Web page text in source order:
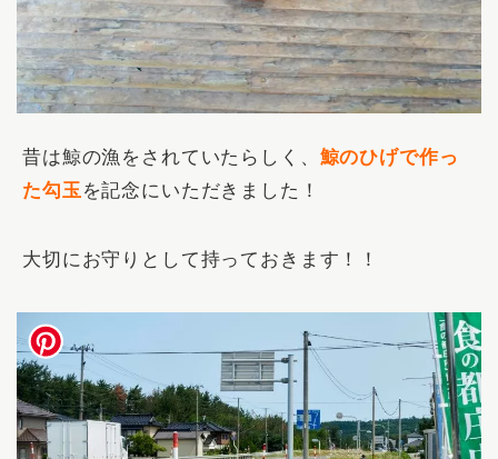
昔は鯨の漁をされていたらしく、 鯨のひげで作っ
た勾玉を記念にいただきました！
大切にお守りとして持っておきます！！